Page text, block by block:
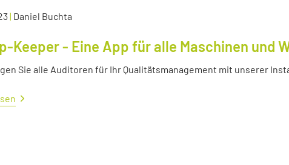
| Daniel Buchta
Keeper - Eine App für alle Maschinen und
Sie alle Auditoren für Ihr Qualitätsmanagement mit unserer